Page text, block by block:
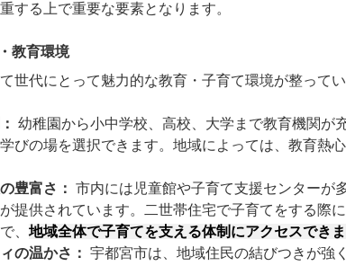
する上で重要な要素となります。
教育環境
世代にとって魅力的な教育・子育て環境が整ってい
幼稚園から小中学校、高校、大学まで教育機関が
びの場を選択できます。地域によっては、教育熱
豊富さ： 市内には児童館や子育て支援センターが
提供されています。二世帯住宅で子育てをする際
、 地域全体で子育てを支える体制にアクセスできま
の温かさ： 宇都宮市は、地域住民の結びつきが強